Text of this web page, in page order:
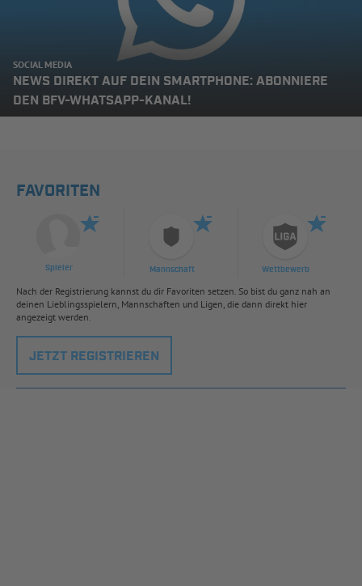
SOCIAL MEDIA
NEWS DIREKT AUF DEIN SMARTPHONE: ABONNIERE
DEN BFV-WHATSAPP-KANAL!
FAVORITEN
Spieler Mannschaft Wettbewerb
Nach der Registrierung kannst du dir Favoriten setzen. So bist du ganz nah an
deinen Lieblingsspielern, Mannschaften und Ligen, die dann direkt hier
angezeigt werden.
JETZT REGISTRIEREN